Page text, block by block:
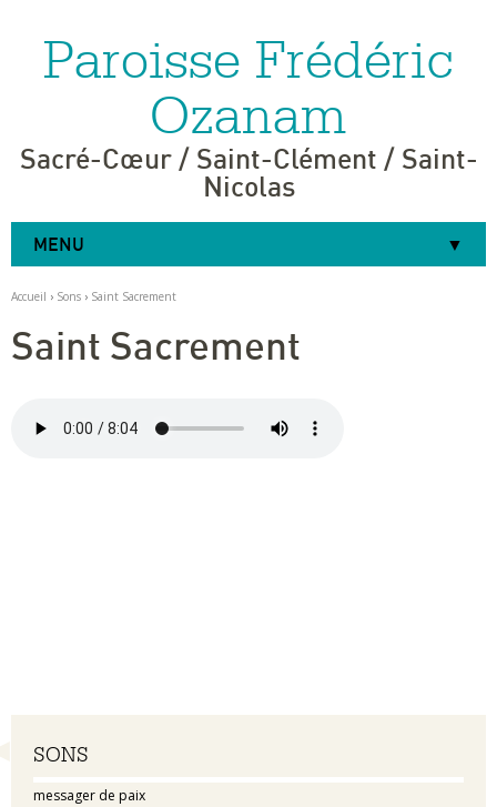
navigation
personnelsParoisse Frédéric
Ozanam
Sacré-Cœur / Saint-Clément / Saint-
Nicolas
MENU
Accueil › Sons › Saint Sacrement
Navigation
SONS
messager de paix
Saint Sacrement